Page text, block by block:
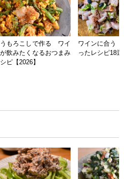
うもろこしで作る ワイ
飲みたくなるおつまみ
ピ【2026】
ワインに合う
ったレシピ18